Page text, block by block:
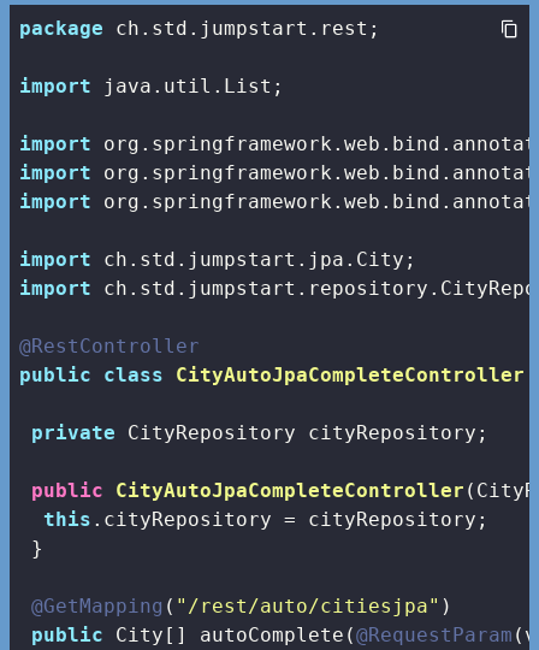
package ch.std.jumpstart.rest;
import java.util.List;
import
import
import
import
import
@RestController
public
class CityAutoJpaCompleteController
private CityRepository cityRepository;
public CityAutoJpaCompleteController
this .cityRepository = cityRepository;
}
@GetMapping ( "/rest/auto/citiesjpa" )
public City[] autoComplete(@RequestParam